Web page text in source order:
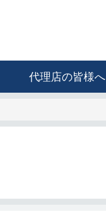
代理店の皆様へ